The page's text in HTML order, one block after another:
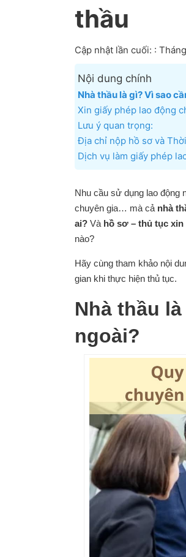
thầu
Cập nhật lần cuối: :
Nội dung chính
Nhà thầu là gì? Vì sao
Xin giấy phép lao động
Lưu ý quan trọng:
Địa chỉ nộp hồ sơ và
Dịch vụ làm giấy phép
Nhu cầu sử dụng lao động
chuyên gia… mà cả nhà
ai? Và hồ sơ – thủ tục
nào?
Hãy cùng tham khảo nội
gian khi thực hiện thủ tục.
Nhà thầu
ngoài?